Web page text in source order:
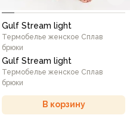
Gulf Stream light
Термобелье женское Сплав
брюки
Gulf Stream light
Термобелье женское Сплав
брюки
В корзину